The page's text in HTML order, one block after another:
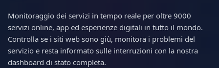
Monitoraggio dei servizi in tempo reale per oltre 9000
servizi online, app ed esperienze digitali in tutto il mondo.
Controlla se i siti web sono giù, monitora i problemi del
servizio e resta informato sulle interruzioni con la nostra
dashboard di stato completa.